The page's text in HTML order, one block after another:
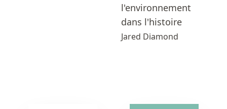
l'environnement
dans l'histoire
Jared Diamond